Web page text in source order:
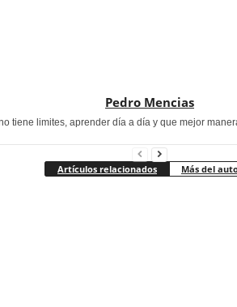
Pedro Mencias
tiene limites, aprender día a día y que mejor
Artículos relacionados Más del